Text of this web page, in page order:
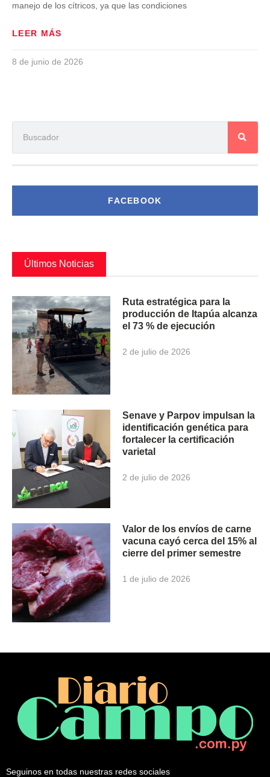
manejo de los cítricos, ya que las condiciones
LEER MÁS
8 de junio de 2026
FACEBOOK
Últimos Noticias
Ruta estratégica para la
producción de Itapúa alcanza
el 73 % de ejecución
2 de julio de 2026
Senave y Parpov impulsan la
identificación genética para
fortalecer la certificación
varietal
2 de julio de 2026
Valor de los envíos de carne
vacuna cayó cerca del 15% al
cierre del primer semestre
1 de julio de 2026
Seguinos en todas nuestras redes sociales